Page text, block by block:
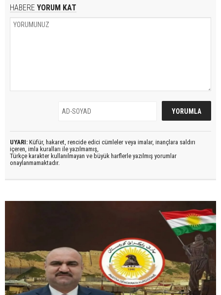
HABERE YORUM KAT
UYARI: Küfür, hakaret, rencide edici cümleler veya imalar, inançlara saldırı
içeren, imla kuralları ile yazılmamış,
Türkçe karakter kullanılmayan ve büyük harflerle yazılmış yorumlar
onaylanmamaktadır.